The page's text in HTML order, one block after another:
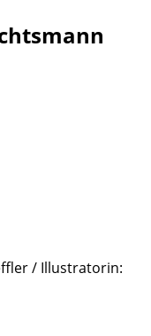
/ Illustratorin: